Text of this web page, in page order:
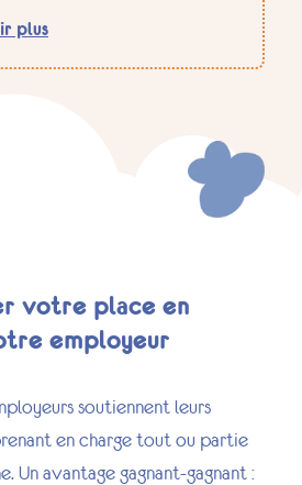
plus
votre place en
employeur
soutiennent leurs
en charge tout ou partie
Un avantage gagnant-gagnant :